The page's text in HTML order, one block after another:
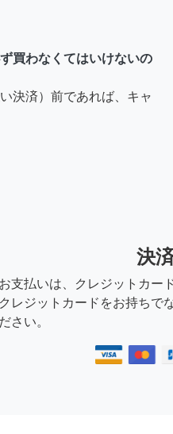
買わなくてはいけないの
決済）前であれば、キャ
決
お支払いは、クレジットカー
クレジットカードをお持ちで
ださい。